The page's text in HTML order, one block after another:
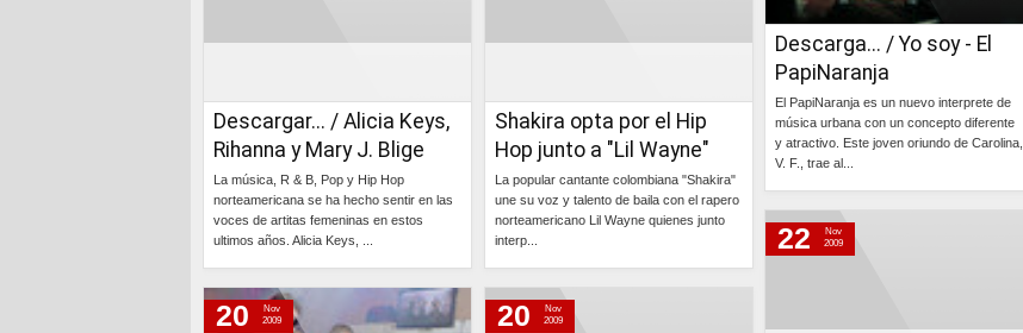
Descarga... / Yo soy - El
PapiNaranja
El PapiNaranja es un nuevo interprete de
música urbana con un concepto diferente
y atractivo. Este joven oriundo de Carolina,
V. F., trae al...
Descargar... / Alicia Keys,
Rihanna y Mary J. Blige
La música, R & B, Pop y Hip Hop
norteamericana se ha hecho sentir en las
voces de artitas femeninas en estos
ultimos años. Alicia Keys, ...
Shakira opta por el Hip
Hop junto a "Lil Wayne"
La popular cantante colombiana "Shakira"
une su voz y talento de baila con el rapero
norteamericano Lil Wayne quienes junto
interp...
22
Nov
2009
20
Nov
2009
20
Nov
2009